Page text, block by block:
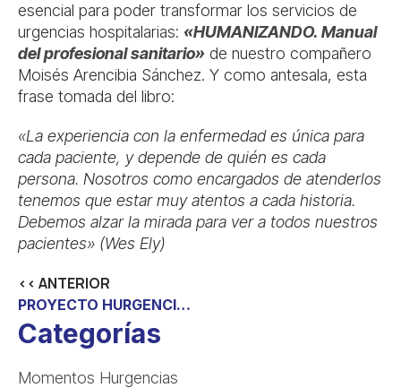
esencial para poder transformar los servicios de
urgencias hospitalarias: «HUMANIZANDO. Manual
del profesional sanitario» de nuestro compañero
Moisés Arencibia Sánchez. Y como antesala, esta
frase tomada del libro:
«La experiencia con la enfermedad es única para
cada paciente, y depende de quién es cada
persona. Nosotros como encargados de atenderlos
tenemos que estar muy atentos a cada historia.
Debemos alzar la mirada para ver a todos nuestros
pacientes» (Wes Ely)
<< ANTERIOR
PROYECTO HURGENCIAS PRESENTE EN EL V CIHAS DE LA FUNDACIÓN HUMANIZANDO LA SANIDAD
Categorías
Momentos Hurgencias